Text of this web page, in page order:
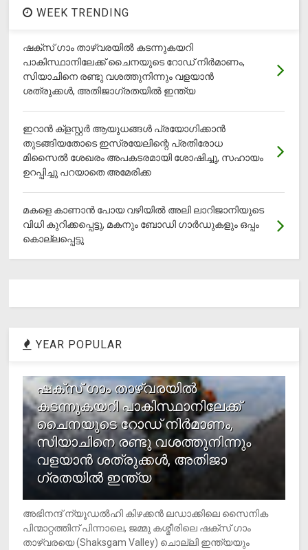
WEEK TRENDING
ഷക്സ് ​ഗാം താഴ്‌വരയിൽ കടന്നുകയറി
പാകിസ്ഥാനിലേക്ക് ചൈനയുടെ റോഡ് നിർമാണം,
സിയാചിനെ രണ്ടു വശത്തുനിന്നും വളയാൻ
ശത്രുക്കൾ, അതിജാ​ഗ്രതയിൽ ഇന്ത്യ
ഇറാന്‍ ക്‌ളസ്റ്റര്‍ ആയുധങ്ങള്‍ പ്രയോഗിക്കാന്‍
തുടങ്ങിയതോടെ ഇസ്രയേലിന്റെ പ്രതിരോധ
മിസൈല്‍ ശേഖരം അപകടരമായി ശോഷിച്ചു, സഹായം
ഉറപ്പിച്ചു പറയാതെ അമേരിക്ക
മകളെ കാണാന്‍ പോയ വഴിയില്‍ അലി ലാറിജാനിയുടെ
വിധി കുറിക്കപ്പെട്ടു, മകനും ബോഡി ഗാര്‍ഡുകളും ഒപ്പം
കൊല്ലപ്പെട്ടു
YEAR POPULAR
ഷക്സ് ​ഗാം താഴ്‌വരയിൽ
കടന്നുകയറി പാകിസ്ഥാനിലേക്ക്
ചൈനയുടെ റോഡ് നിർമാണം,
സിയാചിനെ രണ്ടു വശത്തുനിന്നും
വളയാൻ ശത്രുക്കൾ, അതിജാ​
ഗ്രതയിൽ ഇന്ത്യ
അഭിനന്ദ് ന്യൂഡൽഹി കിഴക്കൻ ലഡാക്കിലെ സൈനിക
പിന്മാറ്റത്തിന് പിന്നാലെ, ജമ്മു കശ്മീരിലെ ഷക്സ് ​ഗാം
താഴ്‌വരയെ (Shaksgam Valley) ചൊല്ലി ഇന്ത്യയും